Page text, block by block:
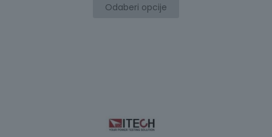
Odaberi opcije
odabrati
na